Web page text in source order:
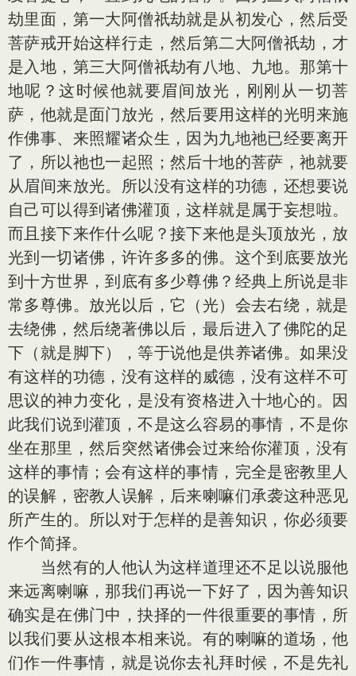
劫里面，第一大阿僧祇劫就是从初发心，然后受
菩萨戒开始这样行走，然后第二大阿僧祇劫，才
是入地，第三大阿僧祇劫有八地、九地。那第十
地呢？这时候他就要眉间放光，刚刚从一切菩
萨，他就是面门放光，然后要用这样的光明来施
作佛事、来照耀诸众生，因为九地祂已经要离开
了，所以祂也一起照；然后十地的菩萨，祂就要
从眉间来放光。所以没有这样的功德，还想要说
自己可以得到诸佛灌顶，这样就是属于妄想啦。
而且接下来作什么呢？接下来他是头顶放光，放
光到一切诸佛，许许多多的佛。这个到底要放光
到十方世界，到底有多少尊佛？经典上所说是非
常多尊佛。放光以后，它（光）会去右绕，就是
去绕佛，然后绕著佛以后，最后进入了佛陀的足
下（就是脚下），等于说他是供养诸佛。如果没
有这样的功德，没有这样的威德，没有这样不可
思议的神力变化，是没有资格进入十地心的。因
此我们说到灌顶，不是这么容易的事情，不是你
坐在那里，然后突然诸佛会过来给你灌顶，没有
这样的事情；会有这样的事情，完全是密教里人
的误解，密教人误解，后来喇嘛们承袭这种恶见
所产生的。所以对于怎样的是善知识，你必须要
作个简择。
当然有的人他认为这样道理还不足以说服他
来远离喇嘛，那我们再说一下好了，因为善知识
确实是在佛门中，抉择的一件很重要的事情，所
以我们要从这根本相来说。有的喇嘛的道场，他
们作一件事情，就是说你去礼拜时候，不是先礼